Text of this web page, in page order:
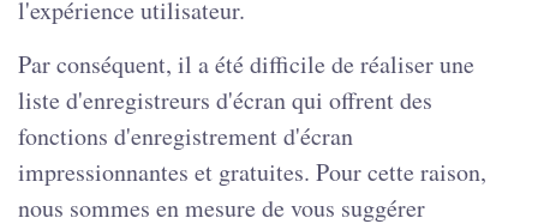
l'expérience utilisateur.
Par conséquent, il a été difficile de réaliser une
liste d'enregistreurs d'écran qui offrent des
fonctions d'enregistrement d'écran
impressionnantes et gratuites. Pour cette raison,
nous sommes en mesure de vous suggérer